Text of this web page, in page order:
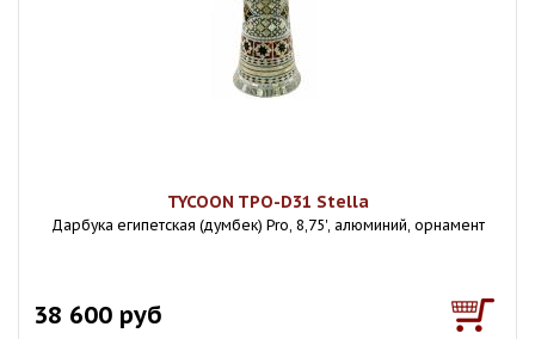
TYCOON TPO-D31 Stella
Дарбука египетская (думбек) Pro, 8,75', алюминий, орнамент
38 600 руб